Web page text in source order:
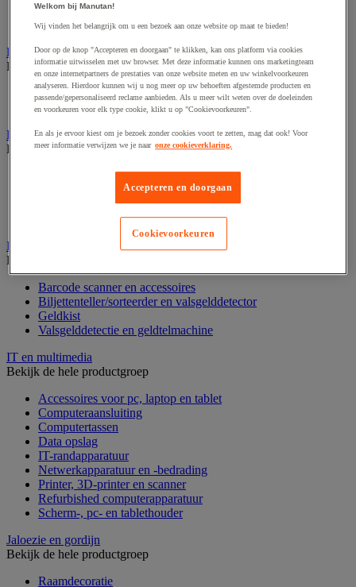
Studioverlichting en accessoires
Tv, dvd-speler en Blu-ray
Bewegwijzering en aanduidingsborden
Bekijk de hele productgroep
Deurnaambord
Pictogram
Folderrek en -houder
Bekijk de hele productgroep
Tafel folderstandaard
Wandfolderhouder
Inname en beheer van geld
Bekijk de hele productgroep
Barcode scanner en accessoires
Biljettenteller/sorteerder en valsgelddetector
Geldkist
Valsgelddetectie en geldtelmachine
IT en multimedia
Bekijk de hele productgroep
Accessoires voor pc, laptop en tablet
Computeraansluiting
Computertassen
Data opslag
IT-randapparatuur
Netwerkapparatuur en -bedrading
Printer, 3D-printer en scanner
Refurbished computerapparatuur
Scherm-, pc- en tablethouder
Jaloezie en gordijn
Bekijk de hele productgroep
Raamdecoratie
Welkom bij Manutan!
Wij vinden het belangrijk om u een bezoek aan onze website op maat te bieden!
Door op de knop "Accepteren en doorgaan" te klikken, kan ons platform via cookies
informatie uitwisselen met uw browser. Met deze informatie kunnen ons marketingteam
en onze internetpartners de prestaties van onze website meten en uw winkelvoorkeuren
analyseren. Hierdoor kunnen wij u nog meer op uw behoeften afgestemde producten en
passende/gepersonaliseerd reclame aanbieden. Als u meer wilt weten over de doeleinden
en voorkeuren voor elk type cookie, klikt u op "Cookievoorkeuren".
En als je ervoor kiest om je bezoek zonder cookies voort te zetten, mag dat ook! Voor
meer informatie verwijzen we je naar onze cookieverklaring.
Accepteren en doorgaan
Cookievoorkeuren